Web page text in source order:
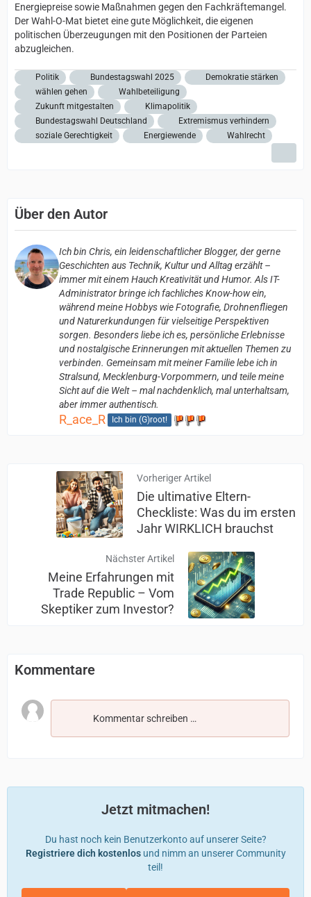
Energiepreise sowie Maßnahmen gegen den Fachkräftemangel.
Der Wahl-O-Mat bietet eine gute Möglichkeit, die eigenen
politischen Überzeugungen mit den Positionen der Parteien
abzugleichen.
Politik Bundestagswahl 2025
Demokratie stärken
wählen gehen
Wahlbeteiligung
Zukunft mitgestalten
Klimapolitik
Bundestagswahl Deutschland
Extremismus verhindern
soziale Gerechtigkeit
Energiewende Wahlrecht
Über den Autor
Ich bin Chris, ein leidenschaftlicher Blogger, der gerne
Geschichten aus Technik, Kultur und Alltag erzählt –
immer mit einem Hauch Kreativität und Humor. Als IT-
Administrator bringe ich fachliches Know-how ein,
während meine Hobbys wie Fotografie, Drohnenfliegen
und Naturerkundungen für vielseitige Perspektiven
sorgen. Besonders liebe ich es, persönliche Erlebnisse
und nostalgische Erinnerungen mit aktuellen Themen zu
verbinden. Gemeinsam mit meiner Familie lebe ich in
Stralsund, Mecklenburg-Vorpommern, und teile meine
Sicht auf die Welt – mal nachdenklich, mal unterhaltsam,
aber immer authentisch.
R_ace_R Ich bin (G)root!
Vorheriger Artikel
Die ultimative Eltern-
Checkliste: Was du im ersten
Jahr WIRKLICH brauchst
Nächster Artikel
Meine Erfahrungen mit
Trade Republic – Vom
Skeptiker zum Investor?
Kommentare
Kommentar schreiben …
Jetzt mitmachen!
Du hast noch kein Benutzerkonto auf unserer Seite?
Registriere dich kostenlosund nimm an unserer Community
teil!